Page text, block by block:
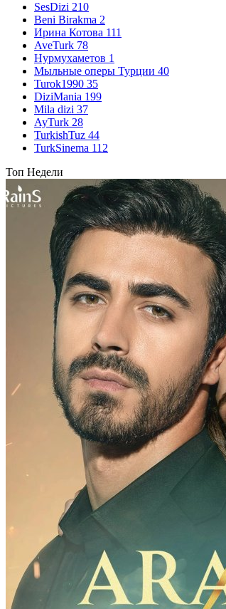
SesDizi 210
Beni Birakma 2
Ирина Котова 111
AveTurk 78
Нурмухаметов 1
Мыльные оперы Турции 40
Turok1990 35
DiziMania 199
Mila dizi 37
AyTurk 28
TurkishTuz 44
TurkSinema 112
Топ Недели